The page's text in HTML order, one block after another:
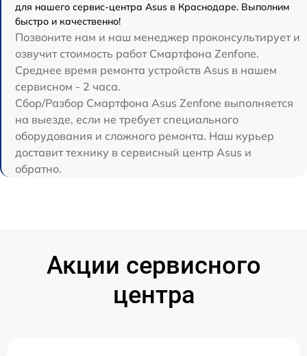
для нашего сервис-центра Asus в Краснодаре. Выполним
быстро и качественно!
Позвоните нам и наш менеджер проконсультирует и
озвучит стоимость работ Смартфона Zenfone.
Среднее время ремонта устройств Asus в нашем
сервисном - 2 часа.
Сбор/Разбор Смартфона Asus Zenfone выполняется
на выезде, если не требует специального
оборудования и сложного ремонта. Наш курьер
доставит технику в сервисный центр Asus и
обратно.
Акции сервисного
центра